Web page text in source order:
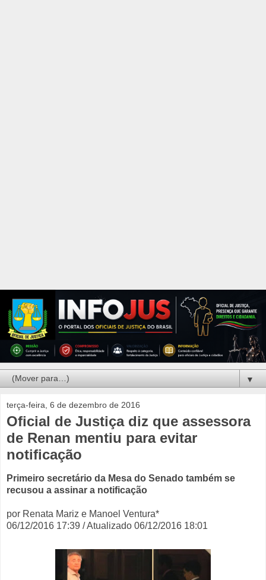
▼
terça-feira, 6 de dezembro de 2016
Oficial de Justiça diz que assessora
de Renan mentiu para evitar
notificação
Primeiro secretário da Mesa do Senado também se
recusou a assinar a notificação
por Renata Mariz e Manoel Ventura*
06/12/2016 17:39 / Atualizado 06/12/2016 18:01